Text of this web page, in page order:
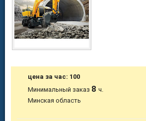
цена за час: 100
Минимальный заказ 8ч.
Минская область